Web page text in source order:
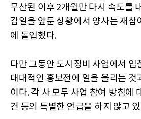
무산된 이후 2개월만 다시 속도를
감일을 앞둔 상황에서 양사는 재참
에 돌입했다.
다만 그동안 도시정비 사업에서 입
대대적인 홍보전에 열을 올리는 것
이다. 각 사 모두 사업 참여 방침에
건 등의 특별한 언급을 하지 않고